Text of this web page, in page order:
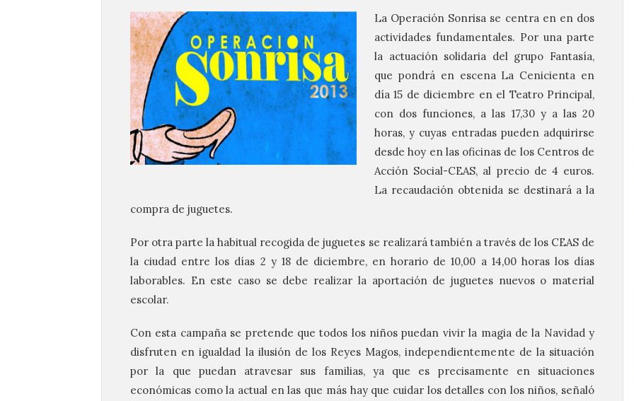
La Operación Sonrisa se centra en en dos
actividades fundamentales. Por una parte
la actuación solidaria del grupo Fantasía,
que pondrá en escena La Cenicienta en
día 15 de diciembre en el Teatro Principal,
con dos funciones, a las 17,30 y a las 20
horas, y cuyas entradas pueden adquirirse
desde hoy en las oficinas de los Centros de
Acción Social-CEAS, al precio de 4 euros.
La recaudación obtenida se destinará a la
compra de juguetes.
Por otra parte la habitual recogida de juguetes se realizará también a través de los CEAS de
la ciudad entre los días 2 y 18 de diciembre, en horario de 10,00 a 14,00 horas los días
laborables. En este caso se debe realizar la aportación de juguetes nuevos o material
escolar.
Con esta campaña se pretende que todos los niños puedan vivir la magia de la Navidad y
disfruten en igualdad la ilusión de los Reyes Magos, independientemente de la situación
por la que puedan atravesar sus familias, ya que es precisamente en situaciones
económicas como la actual en las que más hay que cuidar los detalles con los niños, señaló